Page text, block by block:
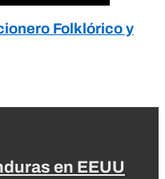
Folklórico y
en EEUU